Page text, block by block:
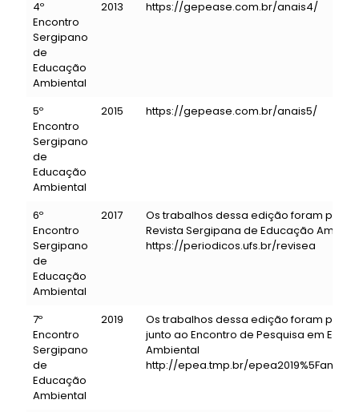
4º
Encontro
Sergipano
de
Educação
Ambiental
2013 https://gepease.com.br/anais4/
5º
Encontro
Sergipano
de
Educação
Ambiental
2015 https://gepease.com.br/anais5/
6º
Encontro
Sergipano
de
Educação
Ambiental
2017
Os trabalhos dessa edição foram
Revista Sergipana de Educação
https://periodicos.ufs.br/revisea
7º
Encontro
Sergipano
de
Educação
Ambiental
2019
Os trabalhos dessa edição foram
junto ao Encontro de Pesquisa em
Ambiental
http://epea.tmp.br/